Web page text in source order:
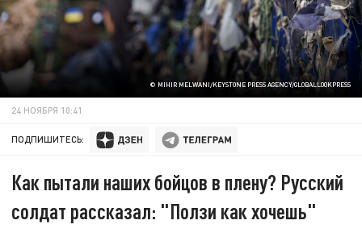
© MIHIR MELWANI/KEYSTONE PRESS AGENCY/GLOBALLOOKPRESS
24 НОЯБРЯ 10:41
ПОДПИШИТЕСЬ:
Как пытали наших бойцов в плену? Русский
солдат рассказал: "Ползи как хочешь"